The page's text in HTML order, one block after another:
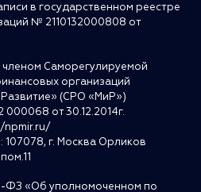
в государственном реестре
№ 2110132000808 от
Саморегулируемой
организаций
(СРО «МиР»)
от 30.12.2014г.
г. Москва Орликов
ФЗ «Об уполномоченном по